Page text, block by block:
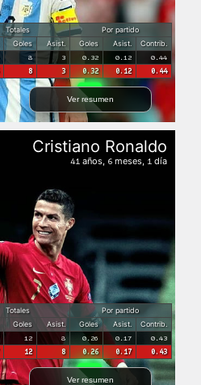
Totales
Por partido
Goles Asist. Goles Asist.
Contrib.
8 3 0.32 0.12 0.44
8 3 0.32 0.12 0.44
Ver resumen
Totales
Por partido
Goles Asist. Goles Asist.
Contrib.
12 8 0.26 0.17 0.43
12 8 0.26 0.17 0.43
Ver resumen
Cristiano Ronaldo
41 años, 6 meses, 1 día